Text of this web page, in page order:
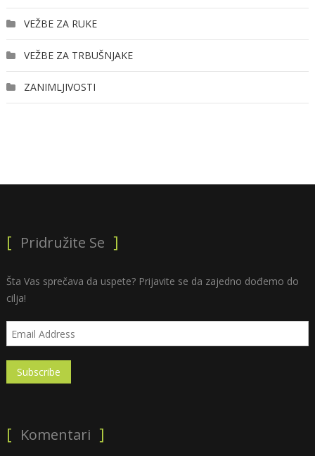
VEŽBE ZA RUKE
VEŽBE ZA TRBUŠNJAKE
ZANIMLJIVOSTI
Pridružite Se
Šta Vas sprečava da uspete? Prijavite se da zajedno dođemo do
cilja!
Komentari